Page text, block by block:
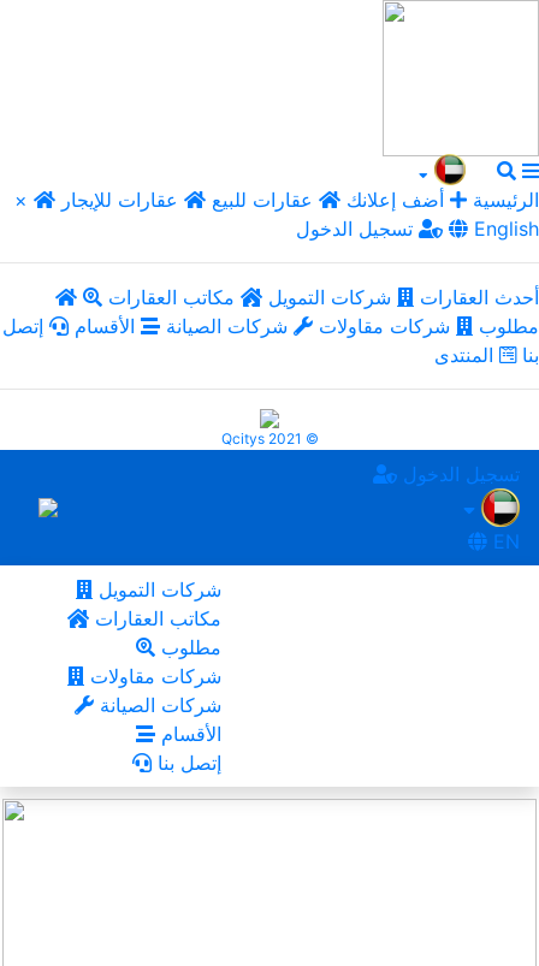
× الرئيسية أضف إعلانك عقارات للبيع
عقارات للإيجار
تسجيل الدخول
English
أحدث العقارات شركات التمويل
مكاتب العقارات
مطلوب
شركات مقاولات شركات الصيانة الأقسام
إتصل
بنا
المنتدى
Qcitys 2021 ©
تسجيل الدخول
EN
شركات التمويل
مكاتب العقارات
مطلوب
شركات مقاولات
شركات الصيانة
الأقسام
إتصل بنا